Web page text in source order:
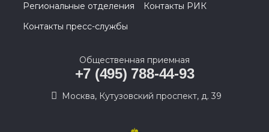
Региональные отделения
Контакты РИК
Контакты пресс-службы
Общественная приемная
+7 (495) 788-44-93
Москва, Кутузовский проспект, д. 39